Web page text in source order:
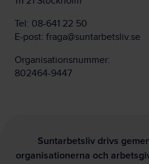
Tel: 08-641 22 50
E-post: fraga@suntarbetsliv.se
Organisationsnummer:
802464-9447
Suntarbetsliv drivs
organisationerna och